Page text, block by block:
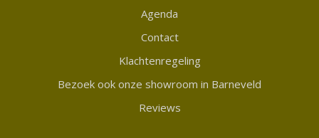
Agenda
Contact
Klachtenregeling
Bezoek ook onze showroom in Barneveld
Reviews